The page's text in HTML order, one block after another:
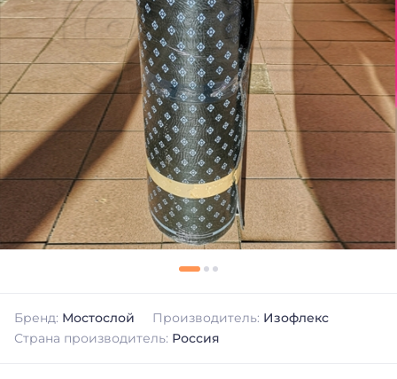
Бренд: Мостослой Производитель: Изофлекс
Страна производитель: Россия